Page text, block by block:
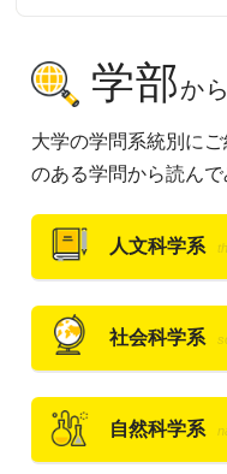
学部か
大学の学問系統別に
のある学問から読んで
人文科学系
社会科学系
自然科学系